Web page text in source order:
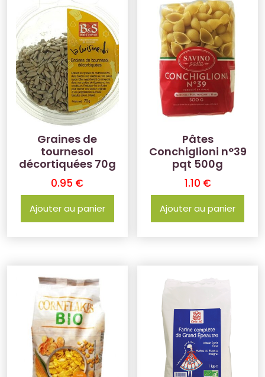
Graines de
tournesol
décortiquées 70g
0.95 €
Ajouter au panier
Pâtes
Conchiglioni n°39
pqt 500g
1.10 €
Ajouter au panier